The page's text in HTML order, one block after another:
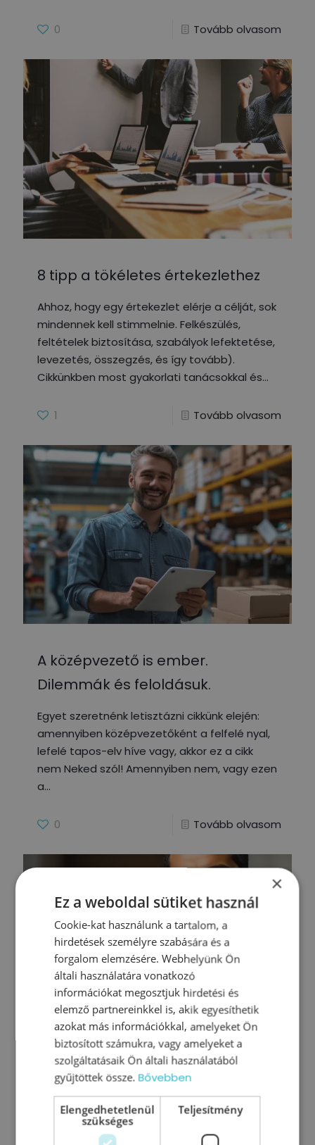
0 Tovább olvasom
8 tipp a tökéletes értekezlethez
Ahhoz, hogy egy értekezlet elérje a célját, sok
mindennek kell stimmelnie. Felkészülés,
feltételek biztosítása, szabályok lefektetése,
levezetés, összegzés, és így tovább).
Cikkünkben most gyakorlati tanácsokkal és
1 Tovább olvasom
A középvezető is ember.
Dilemmák és feloldásuk.
Egyet szeretnénk letisztázni cikkünk elején:
amennyiben középvezetőként a felfelé nyal,
lefelé tapos-elv híve vagy, akkor ez a cikk
nem Neked szól! Amennyiben nem, vagy ezen
a
0 Tovább olvasom
Jelöltanalízis a számok tükrében
Miről szól a jelöltanalízis? Egy új munkaerő
alkalmazása számos kockázatot rejt
magában. Ezek lehetnek szakmai, illetve
×
Ez a weboldal sütiket használ
Cookie-kat használunk a tartalom, a
hirdetések személyre szabására és a
forgalom elemzésére. Webhelyünk Ön
általi használatára vonatkozó
információkat megosztjuk hirdetési és
elemző partnereinkkel is, akik egyesíthetik
azokat más információkkal, amelyeket Ön
biztosított számukra, vagy amelyeket a
szolgáltatásaik Ön általi használatából
gyűjtöttek össze.Bővebben
Elengedhetetlenül
szükséges
Teljesítmény